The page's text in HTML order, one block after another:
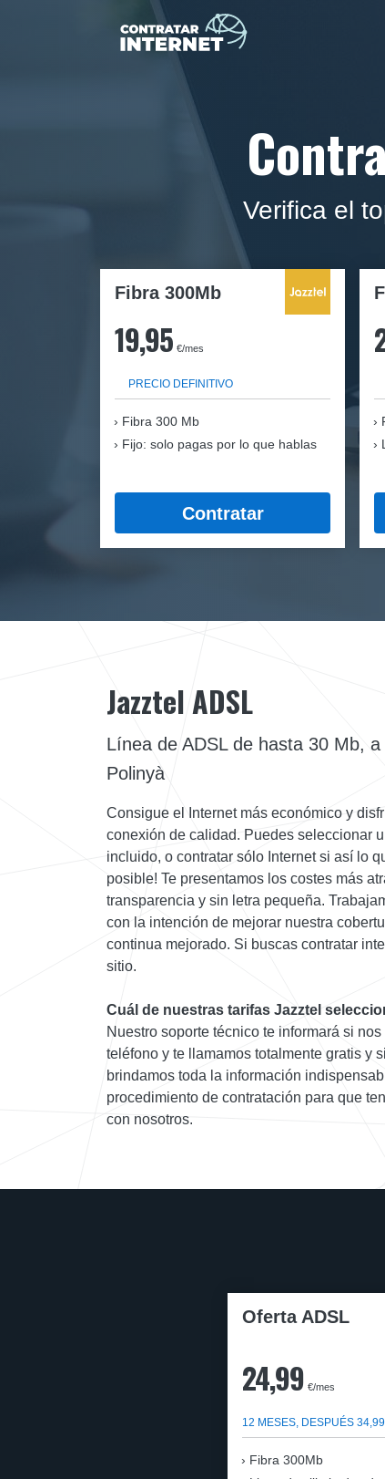
Verifica el
Fibra 300Mb
19,95 €/mes
PRECIO DEFINITIVO
Fibra 300 Mb
Fijo: solo pagas por lo que hablas
Contratar
Jazztel ADSL
Línea de ADSL de hasta 30 Mb,
Polinyà
Consigue el Internet más económico y
conexión de calidad. Puedes seleccionar
incluido, o contratar sólo Internet si así lo
posible! Te presentamos los costes más
transparencia y sin letra pequeña.
con la intención de mejorar nuestra
continua mejorado. Si buscas contratar
sitio.
Cuál de nuestras tarifas Jazztel
Nuestro soporte técnico te informará si
teléfono y te llamamos totalmente gratis y
brindamos toda la información
procedimiento de contratación para que
con nosotros.
Oferta ADSL
24,99 €/mes
12 MESES, DESPUÉS
Fibra 300Mb